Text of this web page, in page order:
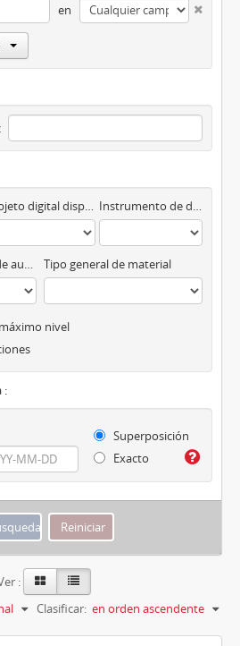
en
Objeto digital disponibles Instrumento de descripción
Régimen de derechos de autor Tipo general de material
nivel
:
Superposición
Exacto
:
Clasificar: en orden ascendente